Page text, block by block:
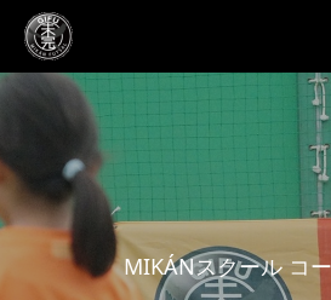
MIKÁNスクール コー